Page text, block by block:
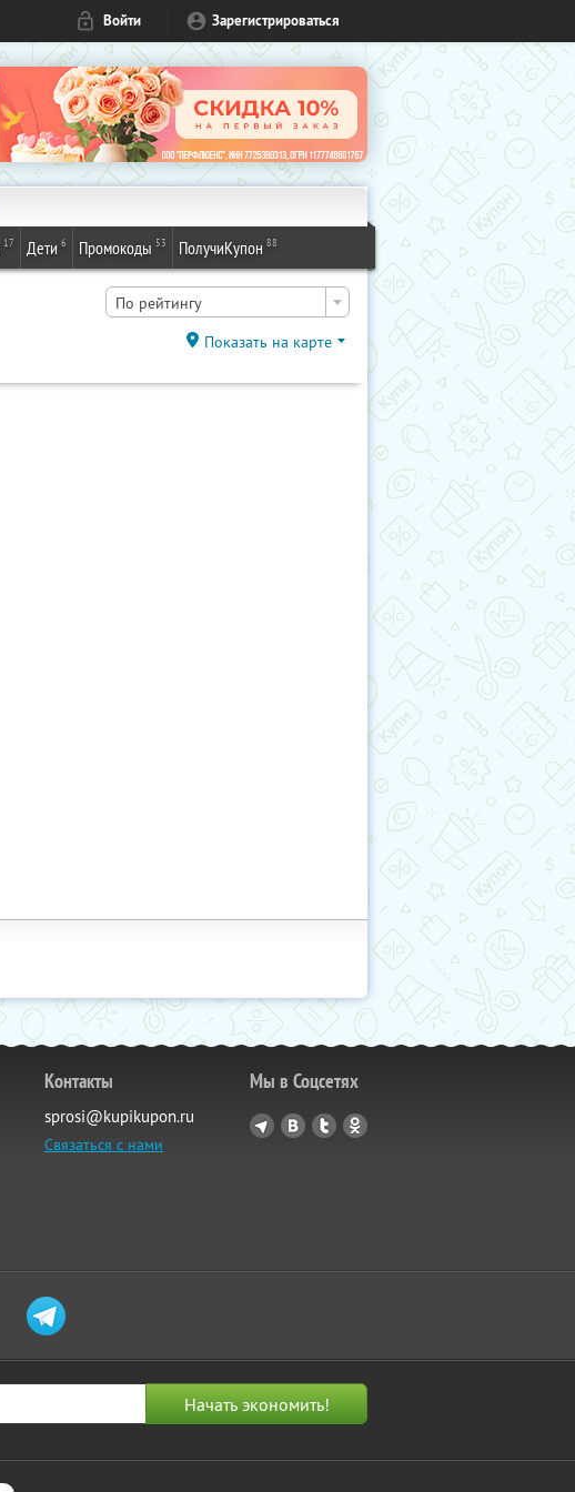
Войти Зарегистрироваться
17 Дети 6 Промокоды 53 ПолучиКупон 88
По рейтингу
Показать на карте
Контакты
sprosi@kupikupon.ru
Связаться с нами
Мы в Соцсетях